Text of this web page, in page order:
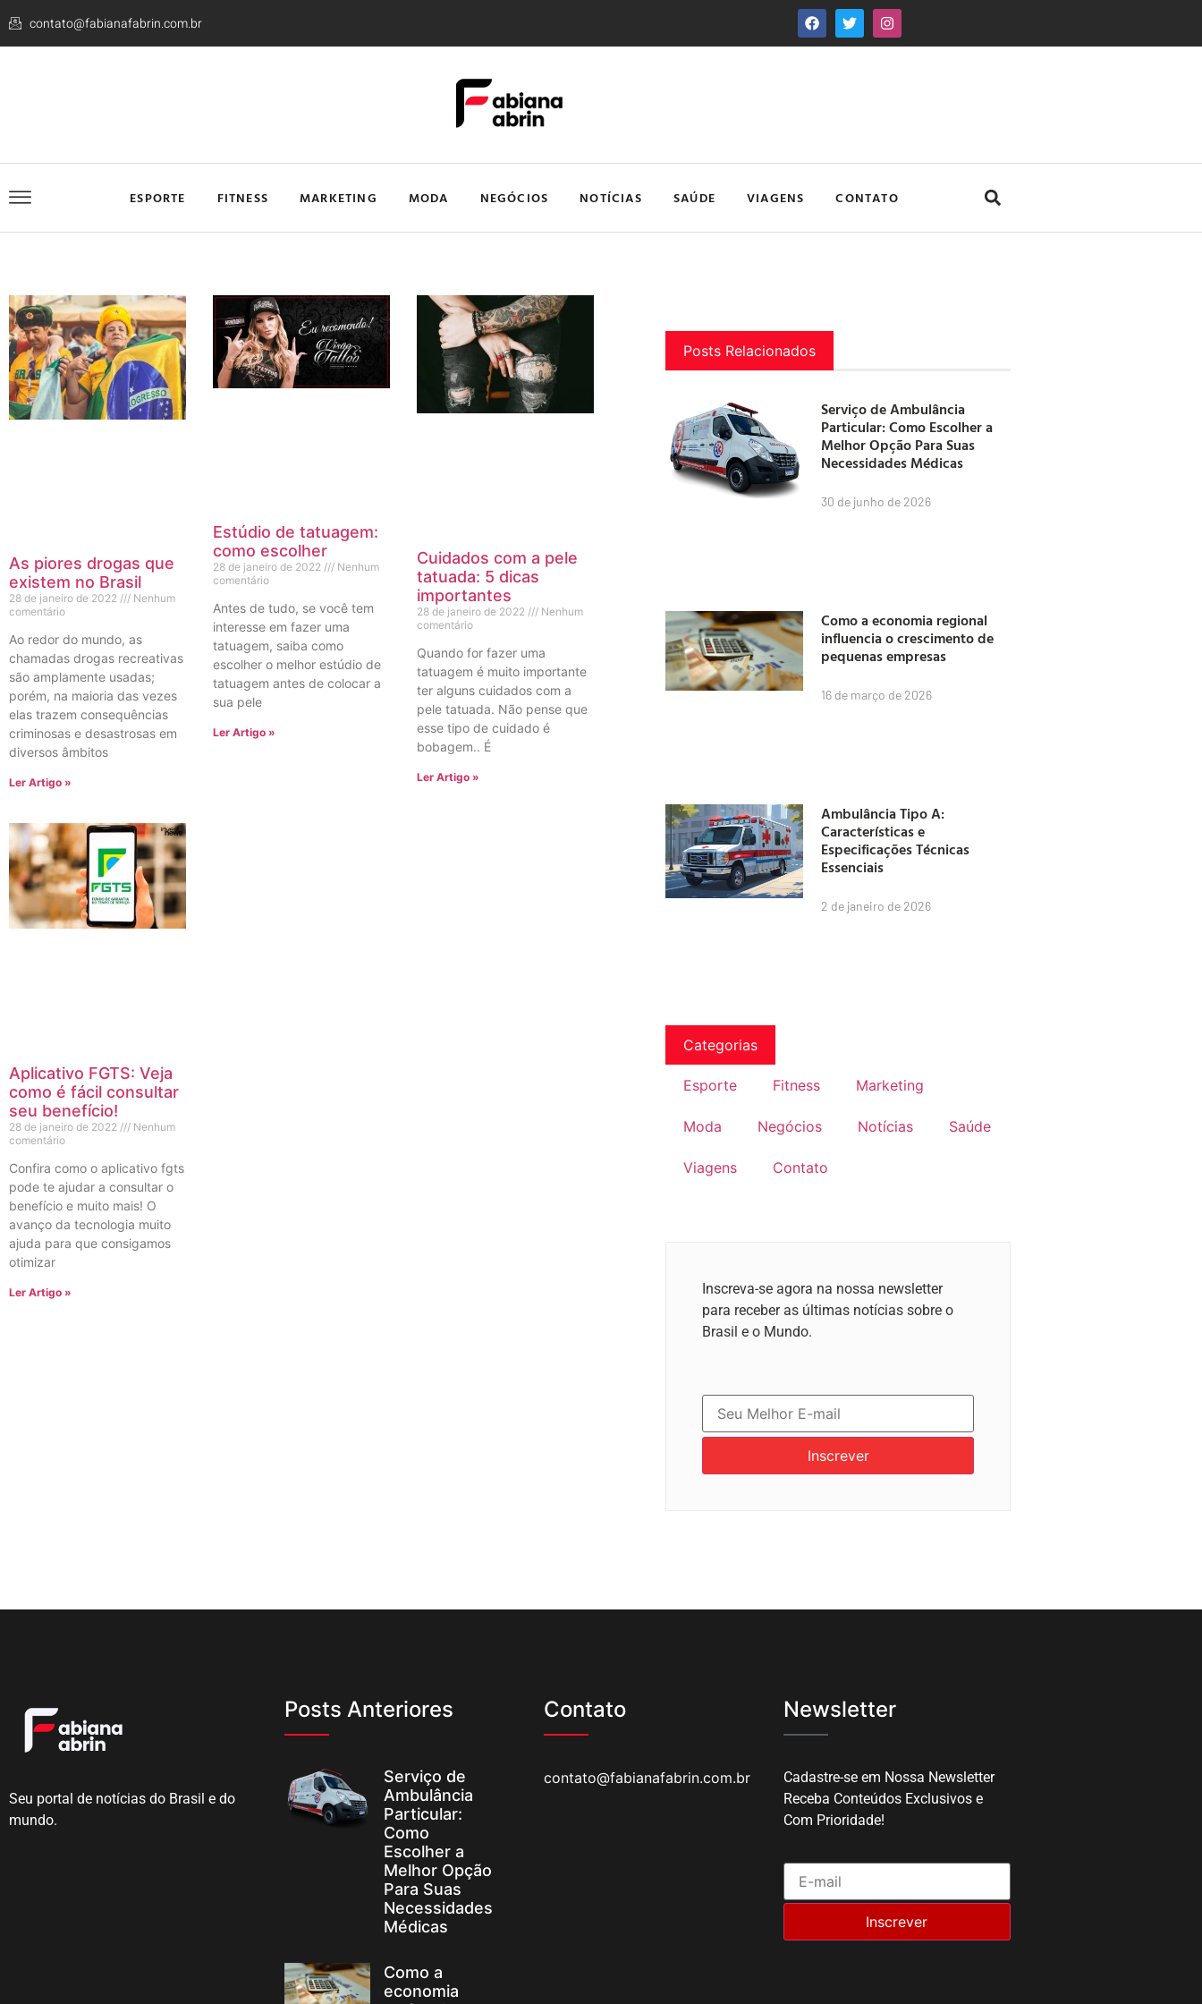
contato@fabianafabrin.com.br
ESPORTE FITNESS MARKETING MODA NEGÓCIOS NOTÍCIAS SAÚDE VIAGENS CONTATO
As piores drogas que
existem no Brasil
28 de janeiro de 2022
Nenhum
comentário
Ao redor do mundo, as
chamadas drogas recreativas
são amplamente usadas;
porém, na maioria das vezes
elas trazem consequências
criminosas e desastrosas em
diversos âmbitos
Ler Artigo »
Estúdio de tatuagem:
como escolher
28 de janeiro de 2022
Nenhum
comentário
Antes de tudo, se você tem
interesse em fazer uma
tatuagem, saiba como
escolher o melhor estúdio de
tatuagem antes de colocar a
sua pele
Ler Artigo »
Cuidados com a pele
tatuada: 5 dicas
importantes
28 de janeiro de 2022
Nenhum
comentário
Quando for fazer uma
tatuagem é muito importante
ter alguns cuidados com a
pele tatuada. Não pense que
esse tipo de cuidado é
bobagem.. É
Ler Artigo »
Aplicativo FGTS: Veja
como é fácil consultar
seu benefício!
28 de janeiro de 2022
Nenhum
comentário
Confira como o aplicativo fgts
pode te ajudar a consultar o
benefício e muito mais! O
avanço da tecnologia muito
ajuda para que consigamos
otimizar
Ler Artigo »
Posts Relacionados
Serviço de Ambulância
Particular: Como Escolher a
Melhor Opção Para Suas
Necessidades Médicas
30 de junho de 2026
Como a economia regional
influencia o crescimento de
pequenas empresas
16 de março de 2026
Ambulância Tipo A:
Características e
Especificações Técnicas
Essenciais
2 de janeiro de 2026
Categorias
Esporte Fitness Marketing
Moda Negócios Notícias Saúde
Viagens Contato
Inscreva-se agora na nossa newsletter
para receber as últimas notícias sobre o
Brasil e o Mundo.
Inscrever
Seu portal de notícias do Brasil e do
mundo.
Posts Anteriores
Serviço de
Ambulância
Particular:
Como
Escolher a
Melhor Opção
Para Suas
Necessidades
Médicas
Como a
economia
Contato
contato@fabianafabrin.com.br
Newsletter
Cadastre-se em Nossa Newsletter
Receba Conteúdos Exclusivos e
Com Prioridade!